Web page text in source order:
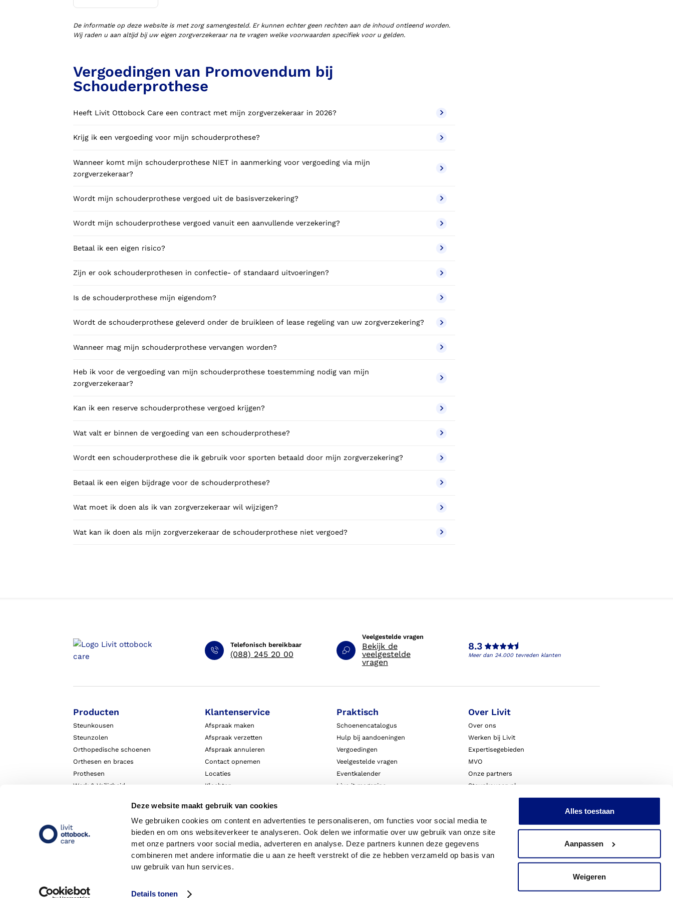
Deze website maakt gebruik van cookies
We gebruiken cookies om content en advertenties te personaliseren, om functies voor social media te
bieden en om ons websiteverkeer te analyseren. Ook delen we informatie over uw gebruik van onze site
met onze partners voor social media, adverteren en analyse. Deze partners kunnen deze gegevens
combineren met andere informatie die u aan ze heeft verstrekt of die ze hebben verzameld op basis van
uw gebruik van hun services.
Details tonen
Alles toestaan
Aanpassen
Weigeren
schoenen (VLOS)
De informatie op deze website is met zorg samengesteld. Er kunnen echter geen rechten aan de inhoud ontleend worden.
Wij raden u aan altijd bij uw eigen zorgverzekeraar na te vragen welke voorwaarden specifiek voor u gelden.
Vergoedingen van Promovendum bij
Schouderprothese
Heeft Livit Ottobock Care een contract met mijn zorgverzekeraar in 2026?
Krijg ik een vergoeding voor mijn schouderprothese?
Wanneer komt mijn schouderprothese NIET in aanmerking voor vergoeding via mijn
zorgverzekeraar?
Wordt mijn schouderprothese vergoed uit de basisverzekering?
Wordt mijn schouderprothese vergoed vanuit een aanvullende verzekering?
Betaal ik een eigen risico?
Zijn er ook schouderprothesen in confectie- of standaard uitvoeringen?
Is de schouderprothese mijn eigendom?
Wordt de schouderprothese geleverd onder de bruikleen of lease regeling van uw zorgverzekering?
Wanneer mag mijn schouderprothese vervangen worden?
Heb ik voor de vergoeding van mijn schouderprothese toestemming nodig van mijn
zorgverzekeraar?
Kan ik een reserve schouderprothese vergoed krijgen?
Wat valt er binnen de vergoeding van een schouderprothese?
Wordt een schouderprothese die ik gebruik voor sporten betaald door mijn zorgverzekering?
Betaal ik een eigen bijdrage voor de schouderprothese?
Wat moet ik doen als ik van zorgverzekeraar wil wijzigen?
Wat kan ik doen als mijn zorgverzekeraar de schouderprothese niet vergoed?
Telefonisch bereikbaar
(088) 245 20 00
Veelgestelde vragen
Bekijk de
veelgestelde
vragen
8.3
Meer dan 24.000 tevreden klanten
Producten
Steunkousen
Steunzolen
Orthopedische schoenen
Orthesen en braces
Prothesen
Werk & Veiligheid
Klantenservice
Afspraak maken
Afspraak verzetten
Afspraak annuleren
Contact opnemen
Locaties
Klachten
Praktisch
Schoenencatalogus
Hulp bij aandoeningen
Vergoedingen
Veelgestelde vragen
Eventkalender
Live it magazine
Algemene voorwaarden
Privacy
Over Livit
Over ons
Werken bij Livit
Expertisegebieden
MVO
Onze partners
Steunkousen.nl
Blessurewijzer.nl
Nieuws
Innovatie & Onderzoek
Livit Zorgprofessionals
Copyright 2026 - Livit Ottobock Care